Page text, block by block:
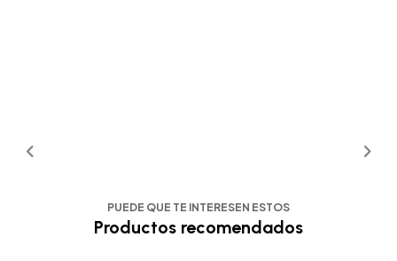
PUEDE QUE TE INTERESEN ESTOS
Productos recomendados